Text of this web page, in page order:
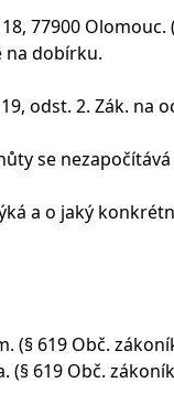
77900 Olomouc.
na dobírku.
odst. 2. Zák. na
se
a o jaký
(§ 619 Obč.
(§ 619 Obč.